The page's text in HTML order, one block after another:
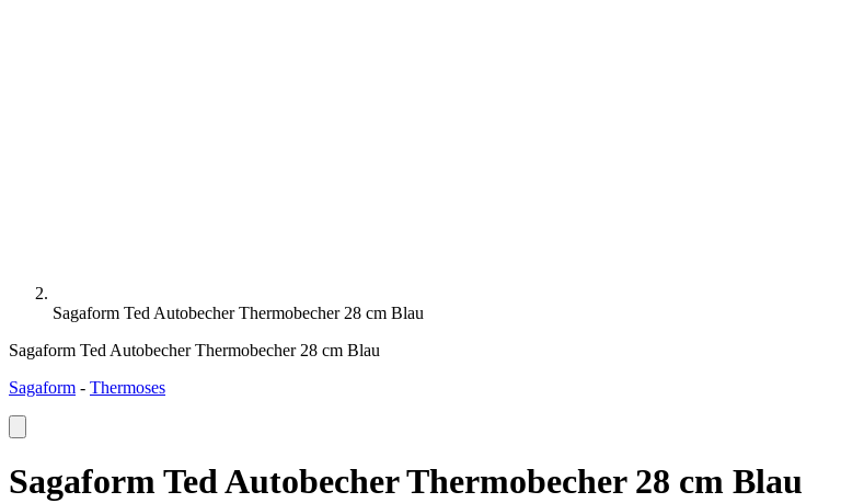
Sagaform Ted Autobecher Thermobecher 28 cm Blau
Sagaform Ted Autobecher Thermobecher 28 cm Blau
Sagaform - Thermoses
Sagaform Ted Autobecher Thermobecher 28 cm Blau